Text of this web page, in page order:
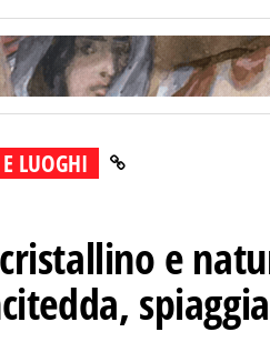
LUOGHI
e